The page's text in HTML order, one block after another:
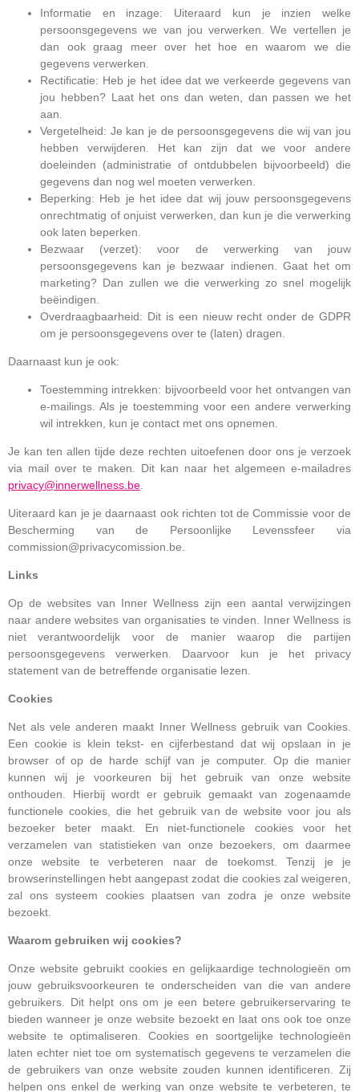
Informatie en inzage: Uiteraard kun je inzien welke
persoonsgegevens we van jou verwerken. We vertellen je
dan ook graag meer over het hoe en waarom we die
gegevens verwerken.
Rectificatie: Heb je het idee dat we verkeerde gegevens van
jou hebben? Laat het ons dan weten, dan passen we het
aan.
Vergetelheid: Je kan je de persoonsgegevens die wij van jou
hebben verwijderen. Het kan zijn dat we voor andere
doeleinden (administratie of ontdubbelen bijvoorbeeld) die
gegevens dan nog wel moeten verwerken.
Beperking: Heb je het idee dat wij jouw persoonsgegevens
onrechtmatig of onjuist verwerken, dan kun je die verwerking
ook laten beperken.
Bezwaar (verzet): voor de verwerking van jouw
persoonsgegevens kan je bezwaar indienen. Gaat het om
marketing? Dan zullen we die verwerking zo snel mogelijk
beëindigen.
Overdraagbaarheid: Dit is een nieuw recht onder de GDPR
om je persoonsgegevens over te (laten) dragen.
Daarnaast kun je ook:
Toestemming intrekken: bijvoorbeeld voor het ontvangen van
e-mailings. Als je toestemming voor een andere verwerking
wil intrekken, kun je contact met ons opnemen.
Je kan ten allen tijde deze rechten uitoefenen door ons je verzoek
via mail over te maken. Dit kan naar het algemeen e-mailadres
privacy@innerwellness.be
Uiteraard kan je je daarnaast ook richten tot de Commissie voor de
Bescherming van de Persoonlijke Levenssfeer via
commission@privacycomission.be.
Links
Op de websites van Inner Wellness zijn een aantal verwijzingen
naar andere websites van organisaties te vinden. Inner Wellness is
niet verantwoordelijk voor de manier waarop die partijen
persoonsgegevens verwerken. Daarvoor kun je het privacy
statement van de betreffende organisatie lezen.
Cookies
Net als vele anderen maakt Inner Wellness gebruik van Cookies.
Een cookie is klein tekst- en cijferbestand dat wij opslaan in je
browser of op de harde schijf van je computer. Op die manier
kunnen wij je voorkeuren bij het gebruik van onze website
onthouden. Hierbij wordt er gebruik gemaakt van zogenaamde
functionele cookies, die het gebruik van de website voor jou als
bezoeker beter maakt. En niet-functionele cookies voor het
verzamelen van statistieken van onze bezoekers, om daarmee
onze website te verbeteren naar de toekomst. Tenzij je je
browserinstellingen hebt aangepast zodat die cookies zal weigeren,
zal ons systeem cookies plaatsen van zodra je onze website
bezoekt.
Waarom gebruiken wij cookies?
Onze website gebruikt cookies en gelijkaardige technologieën om
jouw gebruiksvoorkeuren te onderscheiden van die van andere
gebruikers. Dit helpt ons om je een betere gebruikerservaring te
bieden wanneer je onze website bezoekt en laat ons ook toe onze
website te optimaliseren. Cookies en soortgelijke technologieën
laten echter niet toe om systematisch gegevens te verzamelen die
de gebruikers van onze website zouden kunnen identificeren. Zij
helpen ons enkel de werking van onze website te verbeteren, te